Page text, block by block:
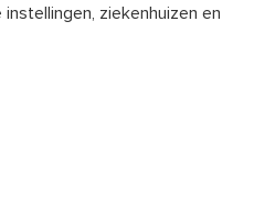
ziekenhuizen en